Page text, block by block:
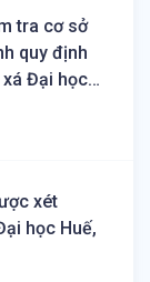
tra cơ sở
quy định
Đại học
xét
học Huế,